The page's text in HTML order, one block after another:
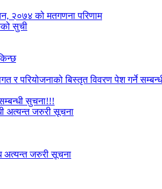
२०७४ को मतगणना परिणाम
सुची
र परियोजनाको बिस्तृत विवरण पेश गर्ने
सुचना!!!
अत्यन्त जरुरी सूचना
अत्यन्त जरुरी सूचना